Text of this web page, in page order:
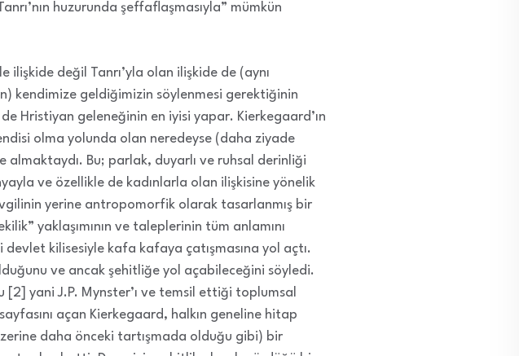
huzurunda şeffaflaşmasıyla” mümkün
ilişkide değil Tanrı’yla olan ilişkide de (aynı
kendimize geldiğimizin söylenmesi gerektiğinin
Hristiyan geleneğinin en iyisi yapar. Kierkegaard’ın
olma yolunda olan neredeyse (daha ziyade
almaktaydı. Bu; parlak, duyarlı ve ruhsal derinliği
ve özellikle de kadınlarla olan ilişkisine yönelik
yerine antropomorfik olarak tasarlanmış bir
yaklaşımının ve taleplerinin tüm anlamını
kilisesiyle kafa kafaya çatışmasına yol açtı.
ve ancak şehitliğe yol açabileceğini söyledi.
[2] yani J.P. Mynster’ı ve temsil ettiği toplumsal
açan Kierkegaard, halkın geneline hitap
daha önceki tartışmada olduğu gibi) bir